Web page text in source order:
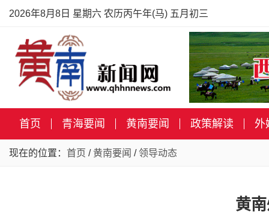
2026年8月8日 星期六 农历丙午年(马) 五月初三
首页 青海要闻 黄南要闻 政策解读 外
现在的位置： 首页 / 黄南要闻 /领导动态
黄